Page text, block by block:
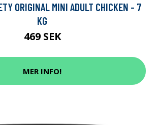
ORIGINAL MINI ADULT CHICKEN - 7
KG
469 SEK
MER INFO!